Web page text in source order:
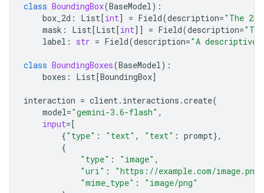
class BoundingBox(BaseModel):
box_2d : List[int] = Field(description="The
mask : List[List[int]] = Field(description=
label : str = Field(description="A
class BoundingBoxes(BaseModel):
boxes : List[BoundingBox]
interaction = client. interactions .create(
model="gemini-3.6-flash" ,
input=[
{"type" : "text" , "text" : prompt},
{
"type" : "image" ,
"uri" :
"https://example.com/image.png"
"mime_type" :
"image/png"